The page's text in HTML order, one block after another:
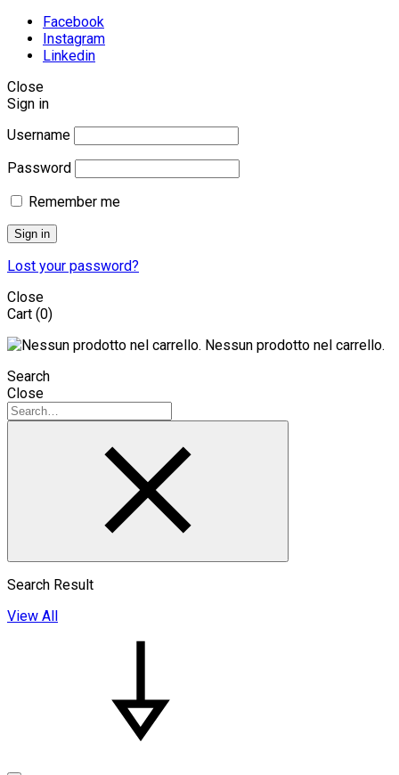
Facebook
Instagram
Linkedin
Close
Sign in
Username
Password
Remember me
Sign in
Lost your password?
Close
Cart (0)
Nessun prodotto nel carrello.
Search
Close
Search Result
View All